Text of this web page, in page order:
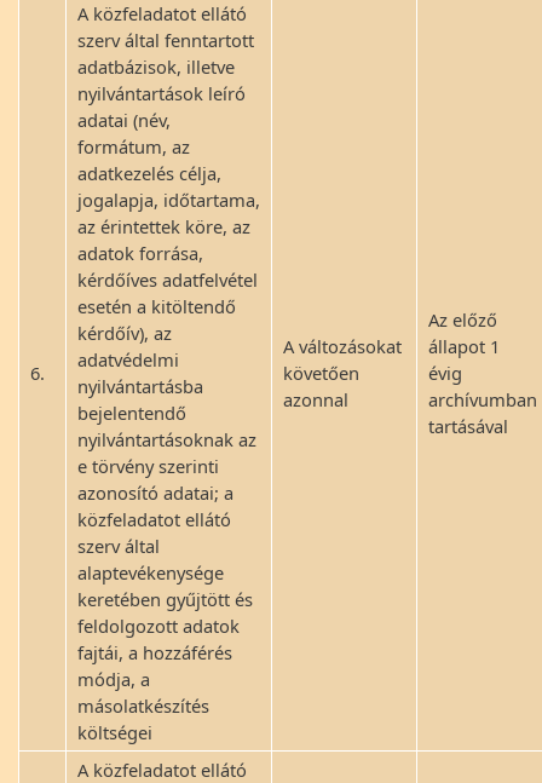
6.
A közfeladatot ellátó
szerv által fenntartott
adatbázisok, illetve
nyilvántartások leíró
adatai (név,
formátum, az
adatkezelés célja,
jogalapja, időtartama,
az érintettek köre, az
adatok forrása,
kérdőíves adatfelvétel
esetén a kitöltendő
kérdőív), az
adatvédelmi
nyilvántartásba
bejelentendő
nyilvántartásoknak az
e törvény szerinti
azonosító adatai; a
közfeladatot ellátó
szerv által
alaptevékenysége
keretében gyűjtött és
feldolgozott adatok
fajtái, a hozzáférés
módja, a
másolatkészítés
költségei
A változásokat
követően
azonnal
Az előző
állapot 1
évig
archívumban
tartásával
A közfeladatot ellátó